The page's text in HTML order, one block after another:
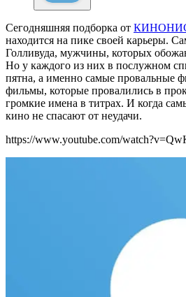
Сегодняшняя подборка от
находится на пике своей карьеры.
Голливуда, мужчины, которых
Но у каждого из них в послужном
пятна, а именно самые провальные
фильмы, которые провалились в
громкие имена в титрах. И когда
кино не спасают от неудачи.
https://www.youtube.com/